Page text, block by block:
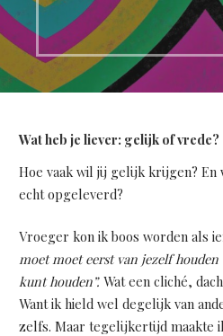
Wat heb je liever: gelijk of vrede?
Hoe vaak wil jij gelijk krijgen? En
echt opgeleverd?
Vroeger kon ik boos worden als
moet moet eerst van jezelf
kunt houden”. Wat een cliché,
Want ik hield wel degelijk van
zelfs. Maar tegelijkertijd maakte